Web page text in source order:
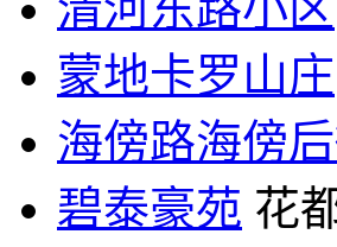
蒙地卡罗山庄
海傍路海傍
碧泰豪苑 花